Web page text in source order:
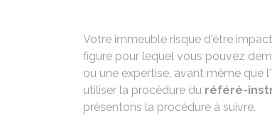
Votre immeuble risque d'être
figure pour lequel vous pouvez
ou une expertise, avant même que
utiliser la procédure du référé-
présentons la procédure à suivre.